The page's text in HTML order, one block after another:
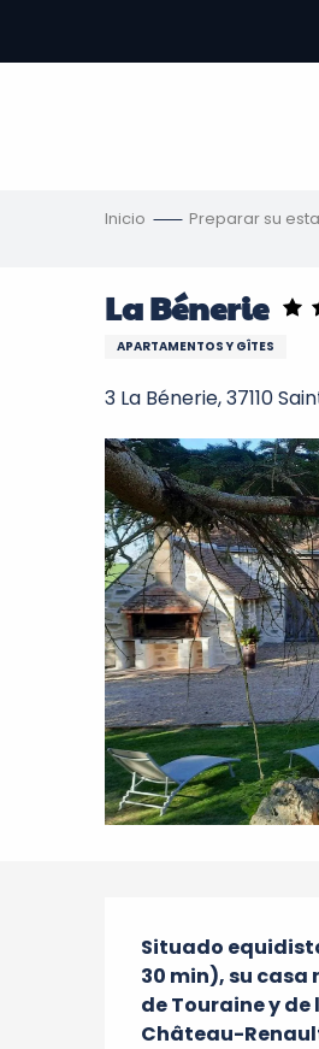
contenu
Inicio Preparar su
La Bénerie
APARTAMENTOS Y GÎTES
3 La Bénerie, 37110
Situado
30 min), su
de Touraine y de
Château-